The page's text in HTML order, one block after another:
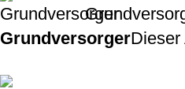
GrundversorgerDieser